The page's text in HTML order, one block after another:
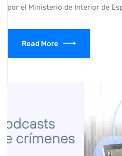
por el Ministerio de Interior de
Read More